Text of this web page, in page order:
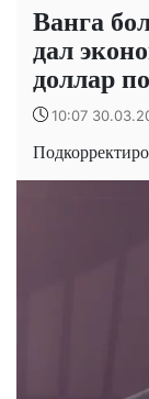
Ванга
дал
доллар
10:07